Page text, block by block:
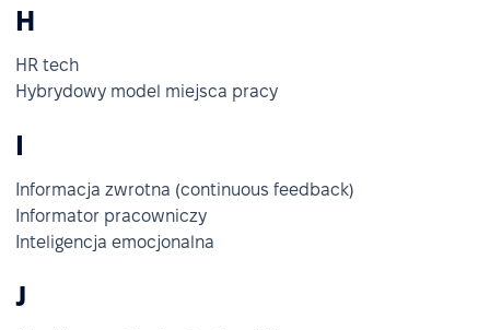
H
HR tech
Hybrydowy model miejsca pracy
I
Informacja zwrotna (continuous feedback)
Informator pracowniczy
Inteligencja emocjonalna
J